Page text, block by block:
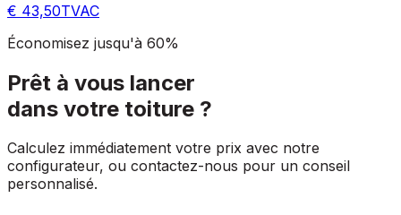
€ 43,50TVAC
Économisez jusqu'à 60%
Prêt à vous lancer
dans votre toiture ?
Calculez immédiatement votre prix avec notre
configurateur, ou contactez-nous pour un conseil
personnalisé.